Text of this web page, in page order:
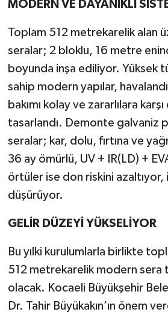
MODERN VE DAYANIKLI
Toplam 512 metrekarelik alan
seralar; 2 bloklu, 16 metre
boyunda inşa ediliyor. Yüksek
sahip modern yapılar,
bakımı kolay ve zararlılara
tasarlandı. Demonte galvaniz
seralar; kar, dolu, fırtına ve
36 ay ömürlü, UV + IR(LD) +
örtüler ise don riskini azaltıyor,
düşürüyor.
GELİR DÜZEYİ YÜKSELİYOR
Bu yılki kurulumlarla birlikte
512 metrekarelik modern sera
olacak. Kocaeli Büyükşehir
Dr. Tahir Büyükakın’ın önem